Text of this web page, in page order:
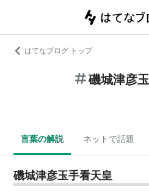
はてなブログ トップ
磯城津彦
言葉の解説 ネットで話題
磯城津彦玉手看天皇